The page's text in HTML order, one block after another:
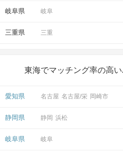
岐阜県 岐阜
三重県 三重
東海でマッチング率の高
愛知県 名古屋 名古屋/栄 岡崎市
静岡県 静岡 浜松
岐阜県 岐阜